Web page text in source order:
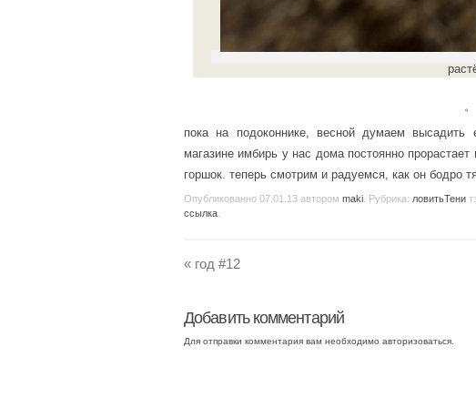
。
пока на подоконнике, весной думаем
магазине имбирь у нас дома постоянно
горшок. теперь смотрим и радуемся, как он бодро
Опубликованно 07.01.13 автором maki . Рубрика: ловитьТени
ссылка
« год #12
Добавить комментарий
Для отправки комментария вам необходимо авторизоваться